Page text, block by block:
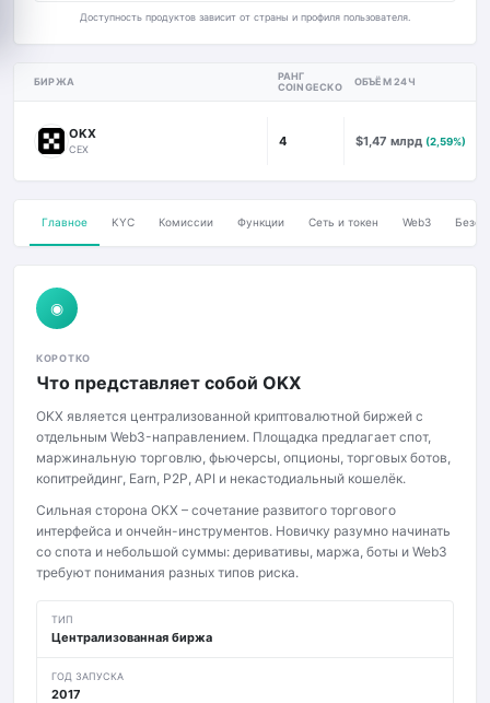
Доступность продуктов зависит от страны и профиля пользователя.
БИРЖА
РАНГ
COINGECKO
ОБЪЁМ 24Ч
OKX
CEX
4 $1,47 млрд (2,59%)
Главное KYC Комиссии Функции Сеть и токен Web3
◉
КОРОТКО
Что представляет собой OKX
OKX является централизованной криптовалютной биржей с
отдельным Web3-направлением. Площадка предлагает спот,
маржинальную торговлю, фьючерсы, опционы, торговых ботов,
копитрейдинг, Earn, P2P, API и некастодиальный кошелёк.
Сильная сторона OKX – сочетание развитого торгового
интерфейса и ончейн-инструментов. Новичку разумно начинать
со спота и небольшой суммы: деривативы, маржа, боты и Web3
требуют понимания разных типов риска.
ТИП
Централизованная биржа
ГОД ЗАПУСКА
2017